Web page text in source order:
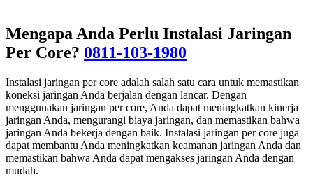
Mengapa Anda Perlu Instalasi Jaringan
Per Core? 0811-103-1980
Instalasi jaringan per core adalah salah satu cara untuk memastikan
koneksi jaringan Anda berjalan dengan lancar. Dengan
menggunakan jaringan per core, Anda dapat meningkatkan kinerja
jaringan Anda, mengurangi biaya jaringan, dan memastikan bahwa
jaringan Anda bekerja dengan baik. Instalasi jaringan per core juga
dapat membantu Anda meningkatkan keamanan jaringan Anda dan
memastikan bahwa Anda dapat mengakses jaringan Anda dengan
mudah.